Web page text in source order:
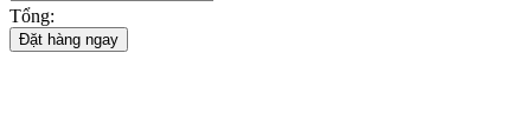
Tổng:
Đặt hàng ngay